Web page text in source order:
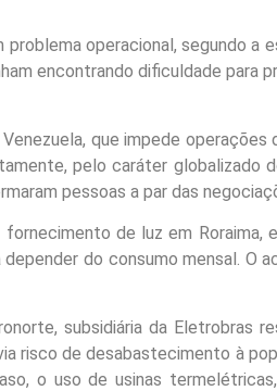
operacional, segundo a
encontrando dificuldade para
que impede operações
pelo caráter globalizado
pessoas a par das
de luz em Roraima,
do consumo mensal. O
subsidiária da Eletrobras
risco de desabastecimento à
o uso de usinas